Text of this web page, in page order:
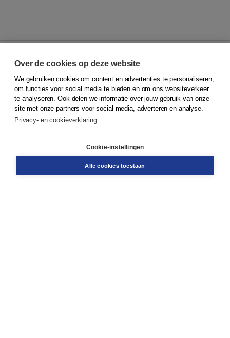
© 2026Koninklijke Boom uitgevers
Klantenservice
Service & informatie
Contact
Over de cookies op deze website
We gebruiken cookies om content en advertenties te personaliseren,
om functies voor social media te bieden en om ons websiteverkeer
te analyseren. Ook delen we informatie over jouw gebruik van onze
site met onze partners voor social media, adverteren en analyse.
Privacy- en cookieverklaring
Cookie-instellingen
Alle cookies toestaan